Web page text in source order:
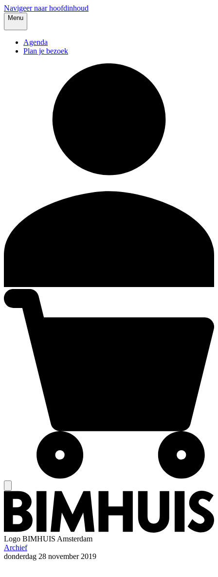
Navigeer naar hoofdinhoud
Menu
Agenda
Plan je bezoek
Logo BIMHUIS Amsterdam
Archief
donderdag 28 november 2019